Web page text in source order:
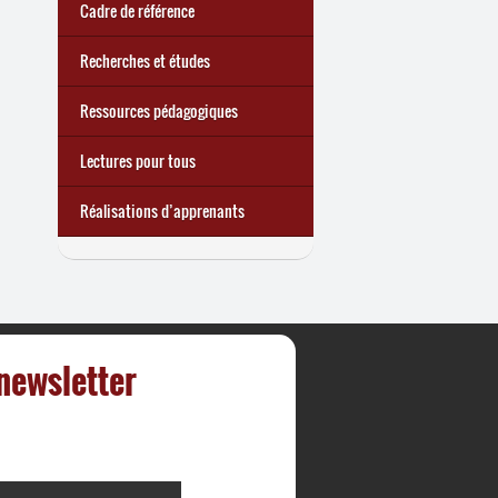
Cadre de référence
Recherches et études
Ressources pédagogiques
Lectures pour tous
Réalisations d’apprenants